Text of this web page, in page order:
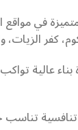
في مواقع
كفر
عالية
تناسب